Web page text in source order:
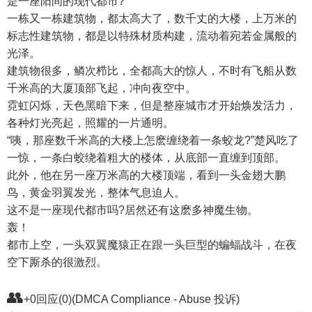
一栋又一栋建筑物，都太高大了，数千丈的大楼，上万米的
标志性建筑物，都是以特殊材质构建，流动着宛若金属般的
光泽。
建筑物很多，鳞次栉比，全都高大的惊人，不时有飞船从数
千米高的大厦顶部飞起，冲向夜空中。
霓虹闪烁，天色黑暗下来，但是整座城市才开始焕发活力，
各种灯光亮起，照耀的一片通明。
“咦，那座数千米高的大楼上怎麽缠绕着一条蛟龙?”楚风吃了
一惊，一条白蛟绕着粗大的楼体，从底部一直缠到顶部。
此外，他在另一座万米高的大楼顶端，看到一头金翅大鹏
鸟，黄金羽翼发光，整体气息迫人。
这不是一座现代都市吗?居然还有这麽多神魔生物。
轰！
都市上空，一头双翼魔猿正在跟一头巨型的蝙蝠战斗，在夜
空下厮杀的很激烈。
👥+0回应(0)(DMCA Compliance - Abuse 投诉)